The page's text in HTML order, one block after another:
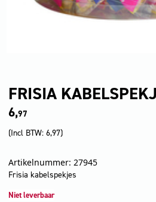
FRISIA
6,97
(Incl BTW: 6,97)
Artikelnummer: 27945
Frisia kabelspekjes
Niet leverbaar